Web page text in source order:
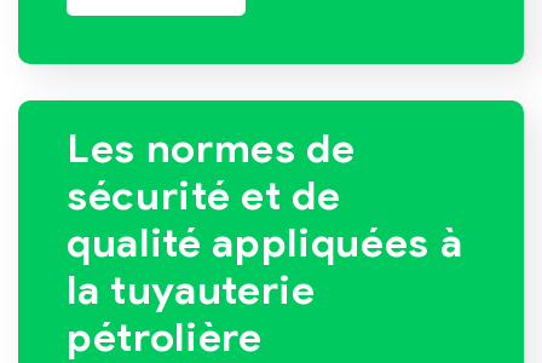
Les normes de
sécurité et de
qualité appliquées à
la tuyauterie
pétrolière